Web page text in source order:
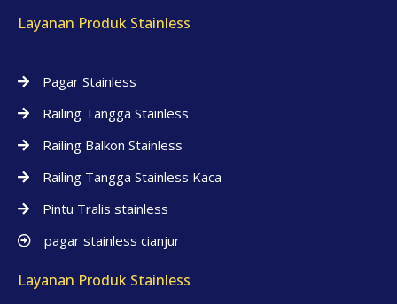
Layanan Produk Stainless
Pagar Stainless
Railing Tangga Stainless
Railing Balkon Stainless
Railing Tangga Stainless Kaca
Pintu Tralis stainless
pagar stainless cianjur
Layanan Produk Stainless